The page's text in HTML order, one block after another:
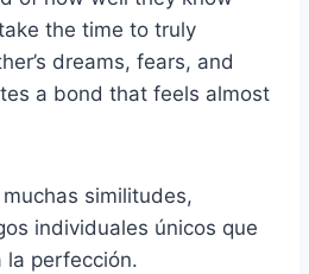
the time to truly
dreams, fears, and
a bond that feels almost
similitudes,
individuales únicos que
la perfección.